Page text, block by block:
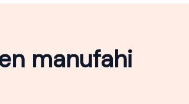
manufahi